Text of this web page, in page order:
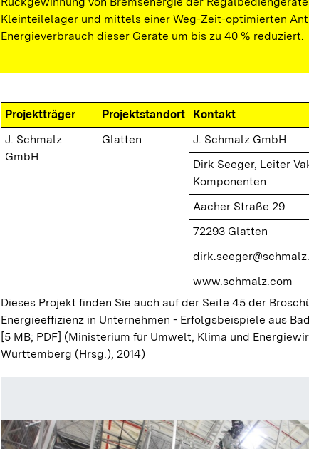
Kleinteilelager und mittels einer Weg-Zeit-optimierten
Energieverbrauch dieser Geräte um bis zu 40 % reduziert.
Projektträger Projektstandort
Kontakt
J. Schmalz
GmbH
Glatten
J. Schmalz GmbH
Dirk Seeger, Leiter
Komponenten
Aacher Straße 29
72293 Glatten
www.schmalz.com
Dieses Projekt finden Sie auch auf der Seite 45 der
Energieeffizienz in Unternehmen - Erfolgsbeispiele aus
[5 MB; PDF] (Ministerium für Umwelt, Klima und
Württemberg (Hrsg.), 2014)